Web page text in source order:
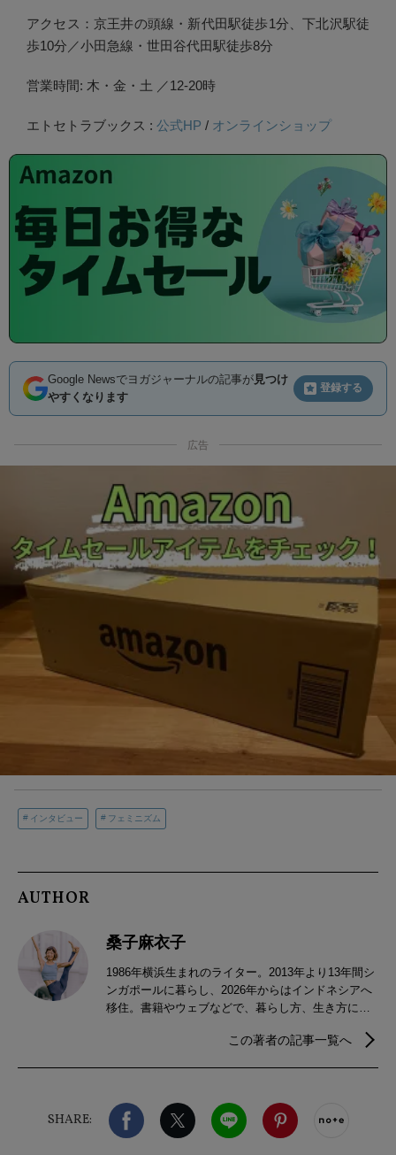
アクセス：京王井の頭線・新代田駅徒歩1分、下北沢駅徒
歩10分／小田急線・世田谷代田駅徒歩8分
営業時間: 木・金・土 ／12-20時
エトセトラブックス : 公式HP / オンラインショップ
Google Newsでヨガジャーナルの記事が見つけ
やすくなります
登録する
広告
インタビュー フェミニズム
AUTHOR
桑子麻衣子
1986年横浜生まれのライター。2013年より13年間シ
ンガポールに暮らし、2026年からはインドネシアへ
移住。書籍やウェブなどで、暮らし方、生き方にま
学習、森林浴。座右の銘は、「ローマは１日にして
この著者の記事一覧へ
SHARE:
Facebook X（旧twitter）
LINE